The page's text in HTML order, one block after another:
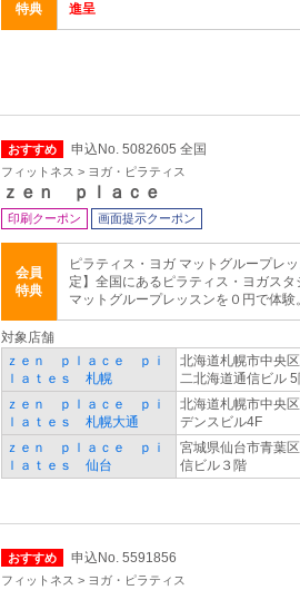
特典
進呈
おすすめ 申込No. 5082605 全国
フィットネス > ヨガ・ピラティス
ｚｅｎ ｐｌａｃｅ
印刷クーポン 画面提示クーポン
会員
特典
ピラティス・ヨガ マットグループレ
定】全国にあるピラティス・ヨガス
マットグループレッスンを０円で体
対象店舗
ｚｅｎ ｐｌａｃｅ ｐｉ
ｌａｔｅｓ 札幌
北海道札幌市中央
二北海道通信ビル
ｚｅｎ ｐｌａｃｅ ｐｉ
ｌａｔｅｓ 札幌大通
北海道札幌市中央
デンスビル4F
ｚｅｎ ｐｌａｃｅ ｐｉ
ｌａｔｅｓ 仙台
宮城県仙台市青葉
信ビル３階
おすすめ 申込No. 5591856
フィットネス > ヨガ・ピラティス